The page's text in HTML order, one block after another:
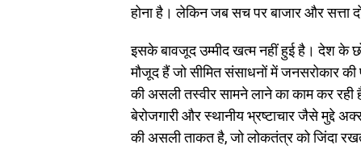
होना है। लेकिन जब सच पर बाजार और सत्ता
इसके बावजूद उम्मीद खत्म नहीं हुई है। देश के
मौजूद हैं जो सीमित संसाधनों में जनसरोकार
की असली तस्वीर सामने लाने का काम कर
बेरोजगारी और स्थानीय भ्रष्टाचार जैसे मुद्दे
की असली ताकत है, जो लोकतंत्र को जिंदा